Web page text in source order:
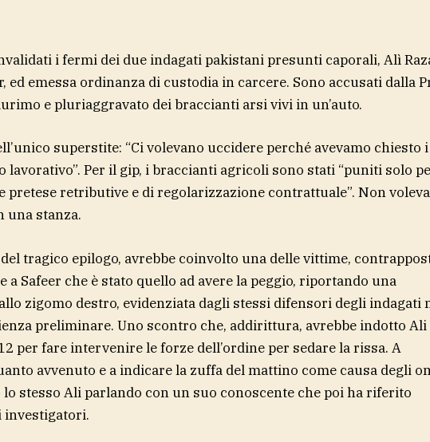
i fermi dei due indagati pakistani presunti caporali, Alì
ed emessa ordinanza di custodia in carcere. Sono accusati dalla
e pluriaggravato dei braccianti arsi vivi in un’auto.
superstite: “Ci volevano uccidere perché avevamo chiesto
lavorativo”. Per il gip, i braccianti agricoli sono stati “puniti solo
pretese retributive e di regolarizzazione contrattuale”. Non
una stanza.
tragico epilogo, avrebbe coinvolto una delle vittime,
a Safeer che è stato quello ad avere la peggio, riportando una
zigomo destro, evidenziata dagli stessi difensori degli indagati
preliminare. Uno scontro che, addirittura, avrebbe indotto Ali
per fare intervenire le forze dell’ordine per sedare la rissa. A
avvenuto e a indicare la zuffa del mattino come causa degli
lo stesso Ali parlando con un suo conoscente che poi ha riferito
investigatori.